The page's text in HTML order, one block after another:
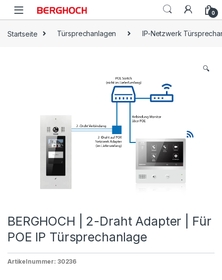
0
Startseite Türsprechanlagen IP-Netzwerk
🔍
BERGHOCH | 2-Draht Adapter | Für
POE IP Türsprechanlage
Artikelnummer: 30236